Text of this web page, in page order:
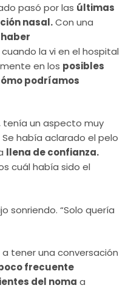
pasó por las últimas
nasal.Con una
la vi en el hospital
en los posibles
podríamos
tenía un aspecto muy
había aclarado el pelo
llena de confianza.
cuál había sido el
sonriendo. “Solo quería
tener una conversación
frecuente
del noma a